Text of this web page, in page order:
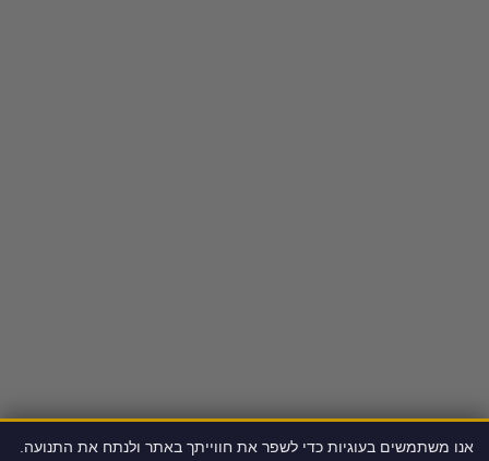
אנו משתמשים בעוגיות כדי לשפר את חווייתך באתר ולנתח את התנועה.